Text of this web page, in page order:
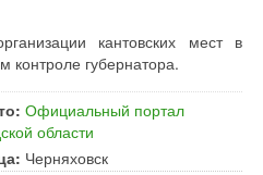
кантовских мест в
контроле губернатора.
Официальный портал
области
Черняховск